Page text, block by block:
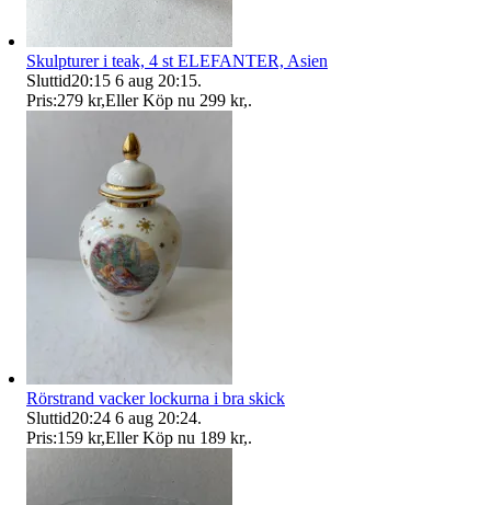
Skulpturer i teak, 4 st ELEFANTER, Asien
Sluttid20:15 6 aug 20:15.
Pris:279 kr,Eller Köp nu 299 kr,.
Rörstrand vacker lockurna i bra skick
Sluttid20:24 6 aug 20:24.
Pris:159 kr,Eller Köp nu 189 kr,.